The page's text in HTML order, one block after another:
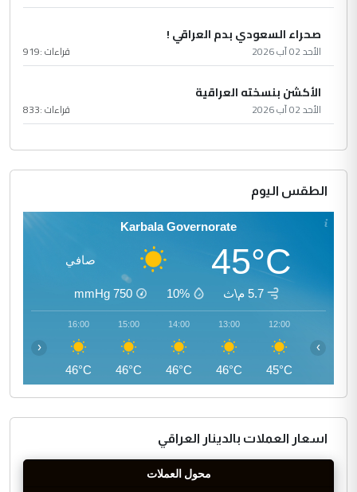
صحراء السعودي بدم العراقي !
الأحد 02 آب 2026 قراءات :919
الأكشن بنسخته العراقية
الأحد 02 آب 2026 قراءات :833
الطقس اليوم
Karbala Governorate
45°C صافي
5.7 م\ث 10%
750
mmHg
12:00
45°C
13:00
46°C
14:00
46°C
15:00
46°C
16:00
46°C
‹ ›
اسعار العملات بالدينار العراقي